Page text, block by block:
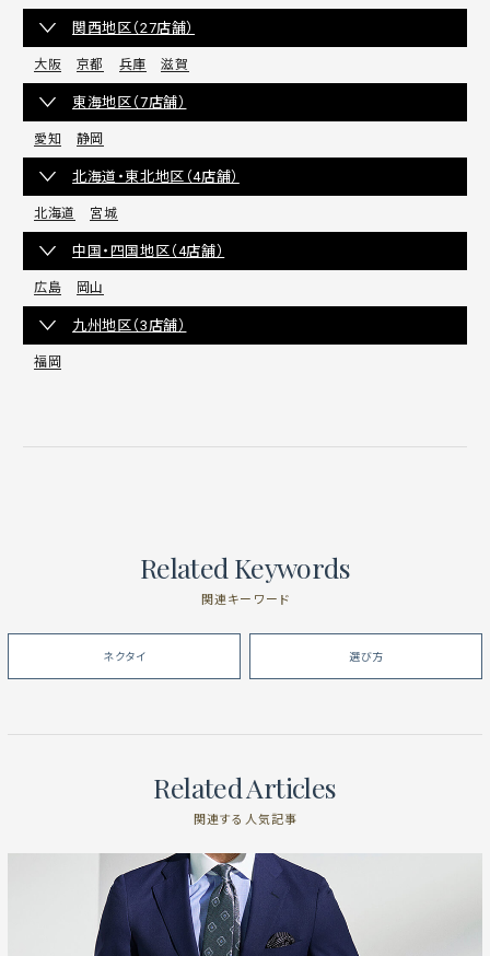
関西地区（27店舗）
大阪 京都 兵庫 滋賀
東海地区（7店舗）
愛知 静岡
北海道・東北地区（4店舗）
北海道 宮城
中国・四国地区（4店舗）
広島 岡山
九州地区（3店舗）
福岡
Related Keywords
関連キーワード
ネクタイ 選び方
Related Articles
関連する人気記事